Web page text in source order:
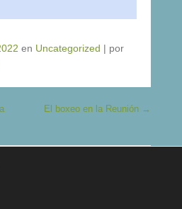
en Uncategorized | por
El boxeo en la Reunión →